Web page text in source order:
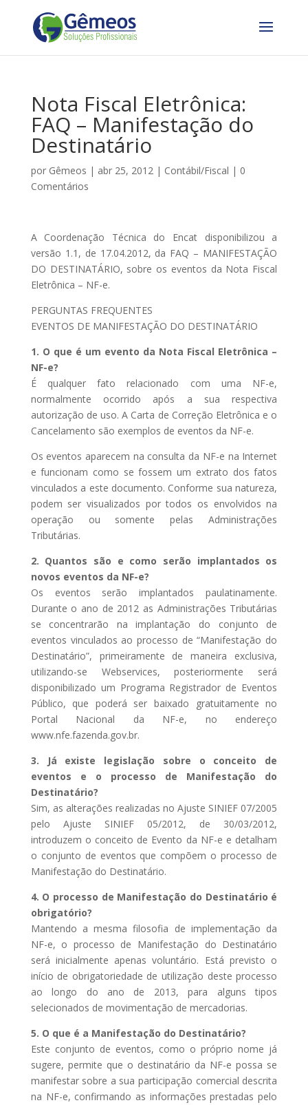
Nota Fiscal Eletrônica:
FAQ – Manifestação do
Destinatário
por Gêmeos | abr 25, 2012| Contábil/Fiscal | 0
Comentários
A Coordenação Técnica do Encat disponibilizou a
versão 1.1, de 17.04.2012, da FAQ – MANIFESTAÇÃO
DO DESTINATÁRIO, sobre os eventos da Nota Fiscal
Eletrônica – NF-e.
PERGUNTAS FREQUENTES
EVENTOS DE MANIFESTAÇÃO DO DESTINATÁRIO
1. O que é um evento da Nota Fiscal Eletrônica –
NF-e?
É qualquer fato relacionado com uma NF-e,
normalmente ocorrido após a sua respectiva
autorização de uso. A Carta de Correção Eletrônica e o
Cancelamento são exemplos de eventos da NF-e.
Os eventos aparecem na consulta da NF-e na Internet
e funcionam como se fossem um extrato dos fatos
vinculados a este documento. Conforme sua natureza,
podem ser visualizados por todos os envolvidos na
operação ou somente pelas Administrações
Tributárias.
2. Quantos são e como serão implantados os
novos eventos da NF-e?
Os eventos serão implantados paulatinamente.
Durante o ano de 2012 as Administrações Tributárias
se concentrarão na implantação do conjunto de
eventos vinculados ao processo de “Manifestação do
Destinatário”, primeiramente de maneira exclusiva,
utilizando-se Webservices, posteriormente será
disponibilizado um Programa Registrador de Eventos
Público, que poderá ser baixado gratuitamente no
Portal Nacional da NF-e, no endereço
www.nfe.fazenda.gov.br.
3. Já existe legislação sobre o conceito de
eventos e o processo de Manifestação do
Destinatário?
Sim, as alterações realizadas no Ajuste SINIEF 07/2005
pelo Ajuste SINIEF 05/2012, de 30/03/2012,
introduzem o conceito de Evento da NF-e e detalham
o conjunto de eventos que compõem o processo de
Manifestação do Destinatário.
4. O processo de Manifestação do Destinatário é
obrigatório?
Mantendo a mesma filosofia de implementação da
NF-e, o processo de Manifestação do Destinatário
será inicialmente apenas voluntário. Está previsto o
início de obrigatoriedade de utilização deste processo
ao longo do ano de 2013, para alguns tipos
selecionados de movimentação de mercadorias.
5. O que é a Manifestação do Destinatário?
Este conjunto de eventos, como o próprio nome já
sugere, permite que o destinatário da NF-e possa se
manifestar sobre a sua participação comercial descrita
na NF-e, confirmando as informações prestadas pelo